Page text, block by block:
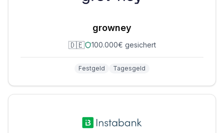
growney
🇩🇪 100.000€ gesichert
Festgeld Tagesgeld